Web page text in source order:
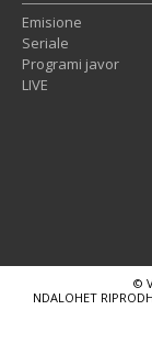
Emisione
Seriale
Programi javor
LIVE
©
NDALOHET